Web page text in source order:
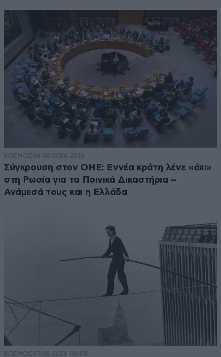
ΚΟΣΜΟΣ06·08·2026 22:16
Σύγκρουση στον ΟΗΕ: Εννέα κράτη λένε «όχι»
στη Ρωσία για τα Ποινικά Δικαστήρια –
Ανάμεσά τους και η Ελλάδα
ΚΟΣΜΟΣ07·08·2026 00:03